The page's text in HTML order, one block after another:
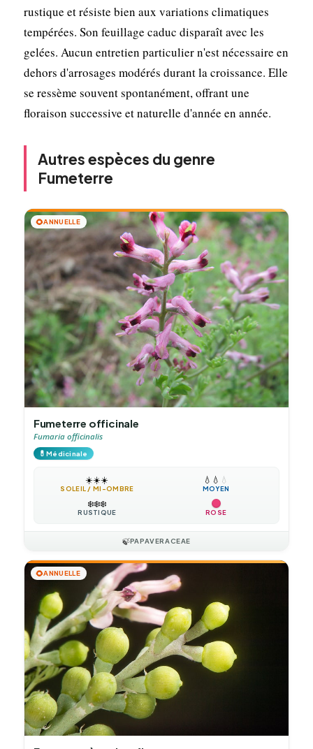
rustique et résiste bien aux variations climatiques
tempérées. Son feuillage caduc disparaît avec les
gelées. Aucun entretien particulier n'est nécessaire en
dehors d'arrosages modérés durant la croissance. Elle
se ressème souvent spontanément, offrant une
floraison successive et naturelle d'année en année.
Autres espèces du genre
Fumeterre
🌻ANNUELLE
Fumeterre officinale
Fumaria officinalis
💊Médicinale
☀️☀️☀️
SOLEIL / MI-OMBRE
💧 💧 💧
MOYEN
❄️❄️❄️
RUSTIQUE ROSE
🍃PAPAVERACEAE
🌻ANNUELLE